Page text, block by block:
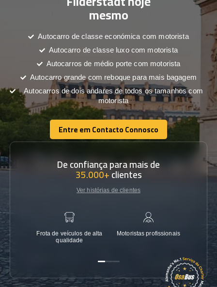
mesmo
Autocarro de classe económica com motorista
Autocarro de classe luxo com motorista
Autocarros de médio porte com motorista
Autocarro grande com reboque para mais bagagem
Autocarros de dois andares de todos os tamanhos com
motorista
Entre em Contacto Connosco
Entre em Contacto Connosco
De confiança para mais de
35.000+clientes
Ver histórias de clientes
Frota de veículos de alta
qualidade
Motoristas profissionais